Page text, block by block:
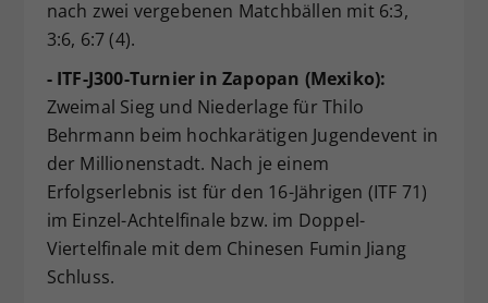
nach zwei vergebenen Matchbällen mit 6:3,
3:6, 6:7 (4).
- ITF-J300-Turnier in Zapopan (Mexiko):
Zweimal Sieg und Niederlage für Thilo
Behrmann beim hochkarätigen Jugendevent in
der Millionenstadt. Nach je einem
Erfolgserlebnis ist für den 16-Jährigen (ITF 71)
im Einzel-Achtelfinale bzw. im Doppel-
Viertelfinale mit dem Chinesen Fumin Jiang
Schluss.